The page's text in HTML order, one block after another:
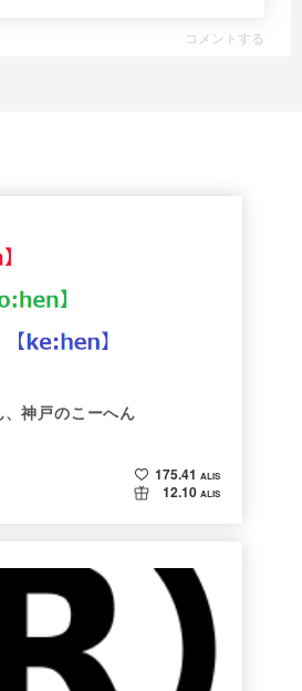
コメントする
神戸のこーへん
175.41 ALIS
12.10 ALIS